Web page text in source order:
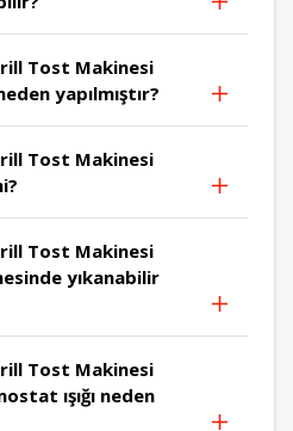
Tost Makinesi
yapılmıştır?
Tost Makinesi
Tost Makinesi
yıkanabilir
Tost Makinesi
ışığı neden